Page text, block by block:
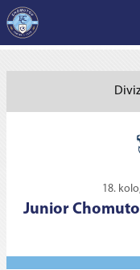
18.
Junior